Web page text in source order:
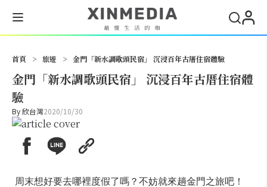
首頁 > 旅遊 > 金門「新水調歌頭民宿」 沉浸百年古厝住宿體驗
金門「新水調歌頭民宿」 沉浸百年古厝住宿體
驗
By欣台灣2020/10/30
周末想好要去哪裡度假了嗎？不妨就來趟金門之旅吧！